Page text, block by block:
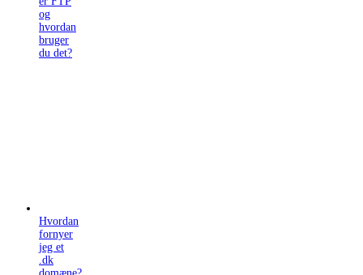
og
hvordan
bruger
du det?
Hvordan
fornyer
jeg et
.dk